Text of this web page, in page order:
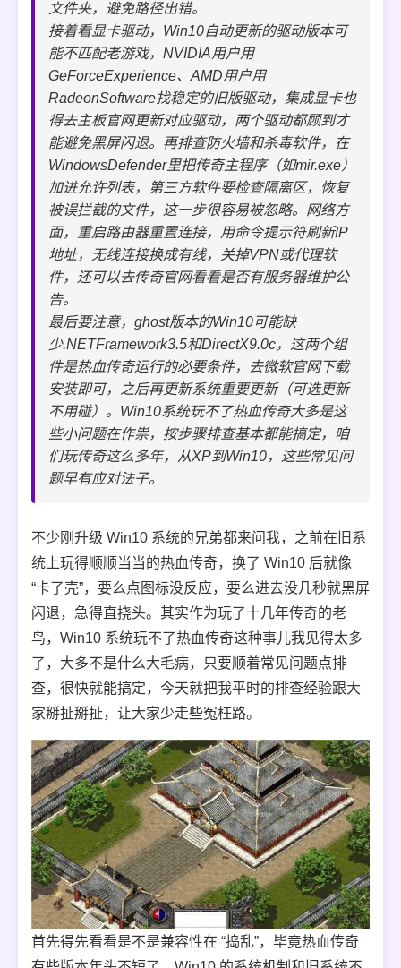
文件夹，避免路径出错。
接着看显卡驱动，Win10自动更新的驱动版本可
能不匹配老游戏，NVIDIA用户用
GeForceExperience、AMD用户用
RadeonSoftware找稳定的旧版驱动，集成显卡也
得去主板官网更新对应驱动，两个驱动都顾到才
能避免黑屏闪退。再排查防火墙和杀毒软件，在
WindowsDefender里把传奇主程序（如mir.exe）
加进允许列表，第三方软件要检查隔离区，恢复
被误拦截的文件，这一步很容易被忽略。网络方
面，重启路由器重置连接，用命令提示符刷新IP
地址，无线连接换成有线，关掉VPN或代理软
件，还可以去传奇官网看看是否有服务器维护公
告。
最后要注意，ghost版本的Win10可能缺
少.NETFramework3.5和DirectX9.0c，这两个组
件是热血传奇运行的必要条件，去微软官网下载
安装即可，之后再更新系统重要更新（可选更新
不用碰）。Win10系统玩不了热血传奇大多是这
些小问题在作祟，按步骤排查基本都能搞定，咱
们玩传奇这么多年，从XP到Win10，这些常见问
题早有应对法子。
不少刚升级 Win10 系统的兄弟都来问我，之前在旧系
统上玩得顺顺当当的热血传奇，换了 Win10 后就像
“卡了壳”，要么点图标没反应，要么进去没几秒就黑屏
闪退，急得直挠头。其实作为玩了十几年传奇的老
鸟，Win10 系统玩不了热血传奇这种事儿我见得太多
了，大多不是什么大毛病，只要顺着常见问题点排
查，很快就能搞定，今天就把我平时的排查经验跟大
家掰扯掰扯，让大家少走些冤枉路。
首先得先看看是不是兼容性在 “捣乱”，毕竟热血传奇